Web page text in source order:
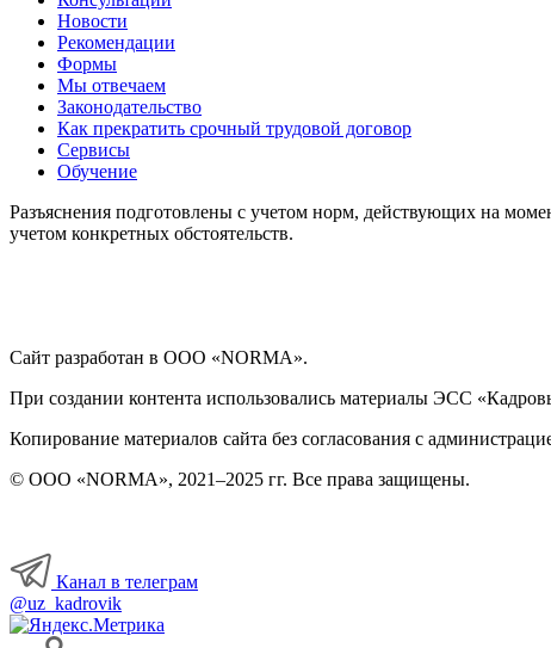
Новости
Рекомендации
Формы
Мы отвечаем
Законодательство
Как прекратить срочный трудовой договор
Сервисы
Обучение
Разъяснения подготовлены с учетом норм, действующих на
учетом конкретных обстоятельств.
Сайт разработан в ООО «NORMA».
При создании контента использовались материалы ЭСС
Копирование материалов сайта без согласования с
© ООО «NORMA», 2021–2025 гг. Все права защищены.
Канал в телеграм
@uz_kadrovik